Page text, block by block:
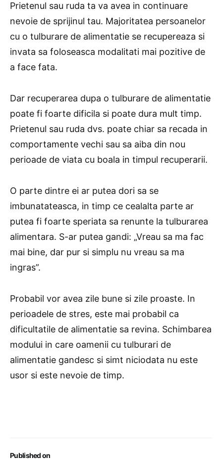
Published on
Prietenul sau ruda ta va avea in continuare
nevoie de sprijinul tau. Majoritatea persoanelor
cu o tulburare de alimentatie se recupereaza si
invata sa foloseasca modalitati mai pozitive de
a face fata.
Dar recuperarea dupa o tulburare de alimentatie
poate fi foarte dificila si poate dura mult timp.
Prietenul sau ruda dvs. poate chiar sa recada in
comportamente vechi sau sa aiba din nou
perioade de viata cu boala in timpul recuperarii.
O parte dintre ei ar putea dori sa se
imbunatateasca, in timp ce cealalta parte ar
putea fi foarte speriata sa renunte la tulburarea
alimentara. S-ar putea gandi: „Vreau sa ma fac
mai bine, dar pur si simplu nu vreau sa ma
ingras”.
Probabil vor avea zile bune si zile proaste. In
perioadele de stres, este mai probabil ca
dificultatile de alimentatie sa revina. Schimbarea
modului in care oamenii cu tulburari de
alimentatie gandesc si simt niciodata nu este
usor si este nevoie de timp.